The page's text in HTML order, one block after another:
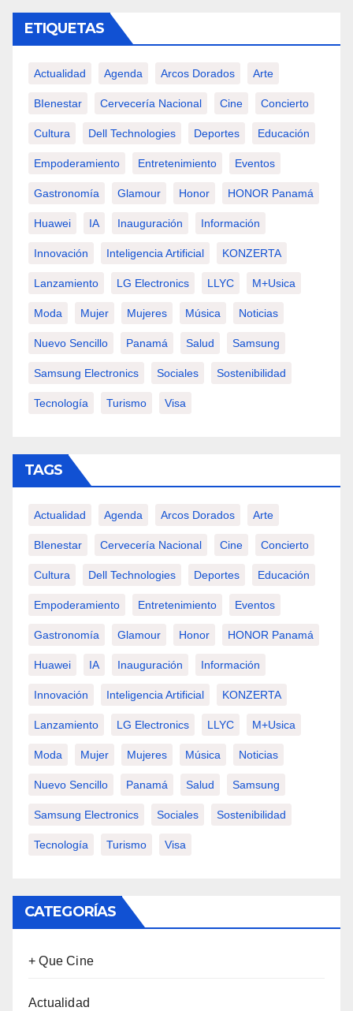
ETIQUETAS
Actualidad Agenda Arcos Dorados Arte
BIenestar Cervecería Nacional Cine Concierto
Cultura Dell Technologies Deportes Educación
Empoderamiento Entretenimiento Eventos
Gastronomía Glamour Honor HONOR Panamá
Huawei IA Inauguración Información
Innovación Inteligencia Artificial KONZERTA
Lanzamiento LG Electronics LLYC M+usica
Moda Mujer Mujeres Música Noticias
Nuevo Sencillo Panamá Salud Samsung
Samsung Electronics Sociales Sostenibilidad
Tecnología Turismo Visa
TAGS
Actualidad Agenda Arcos Dorados Arte
BIenestar Cervecería Nacional Cine Concierto
Cultura Dell Technologies Deportes Educación
Empoderamiento Entretenimiento Eventos
Gastronomía Glamour Honor HONOR Panamá
Huawei IA Inauguración Información
Innovación Inteligencia Artificial KONZERTA
Lanzamiento LG Electronics LLYC M+usica
Moda Mujer Mujeres Música Noticias
Nuevo Sencillo Panamá Salud Samsung
Samsung Electronics Sociales Sostenibilidad
Tecnología Turismo Visa
CATEGORÍAS
+ Que Cine
Actualidad